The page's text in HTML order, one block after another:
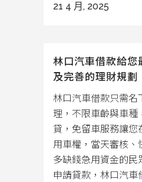
21 4 月, 2025
林口汽車借款給您
及完善的理財規劃
林口汽車借款只需名
理，不限車齡與車種
貸，免留車服務讓您
用車權，當天審核
多缺錢急用資金的民
申請貸款，林口汽車